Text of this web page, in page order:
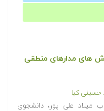
های مدارهای منطقی
کیا
میلاد علی پور، دانشجوی